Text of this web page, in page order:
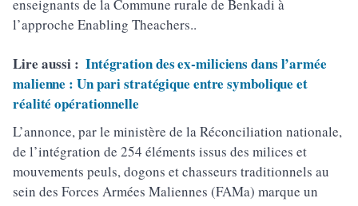
enseignants de la Commune rurale de Benkadi à
l’approche Enabling Theachers..
Lire aussi : Intégration des ex-miliciens dans l’armée
malienne : Un pari stratégique entre symbolique et
réalité opérationnelle
L’annonce, par le ministère de la Réconciliation nationale,
de l’intégration de 254 éléments issus des milices et
mouvements peuls, dogons et chasseurs traditionnels au
sein des Forces Armées Maliennes (FAMa) marque un